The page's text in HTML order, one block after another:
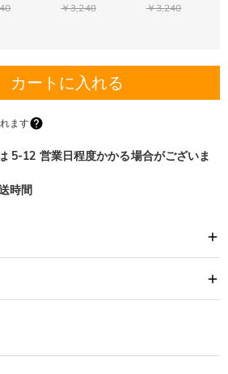
￥3,240
￥3,240
カートに入れる
ます
5-12 営業日程度かかる場合がございま
時間
溢れるのマグカップ。
いただけない場合は、商品が到着後60日